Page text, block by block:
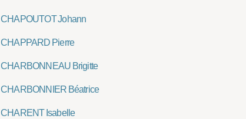
CHAPOUTOT Johann
CHAPPARD Pierre
CHARBONNEAU Brigitte
CHARBONNIER Béatrice
CHARENT Isabelle